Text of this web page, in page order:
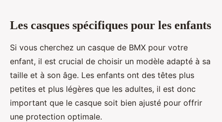
Les casques spécifiques pour les enfants
Si vous cherchez un casque de BMX pour votre
enfant, il est crucial de choisir un modèle adapté à sa
taille et à son âge. Les enfants ont des têtes plus
petites et plus légères que les adultes, il est donc
important que le casque soit bien ajusté pour offrir
une protection optimale.